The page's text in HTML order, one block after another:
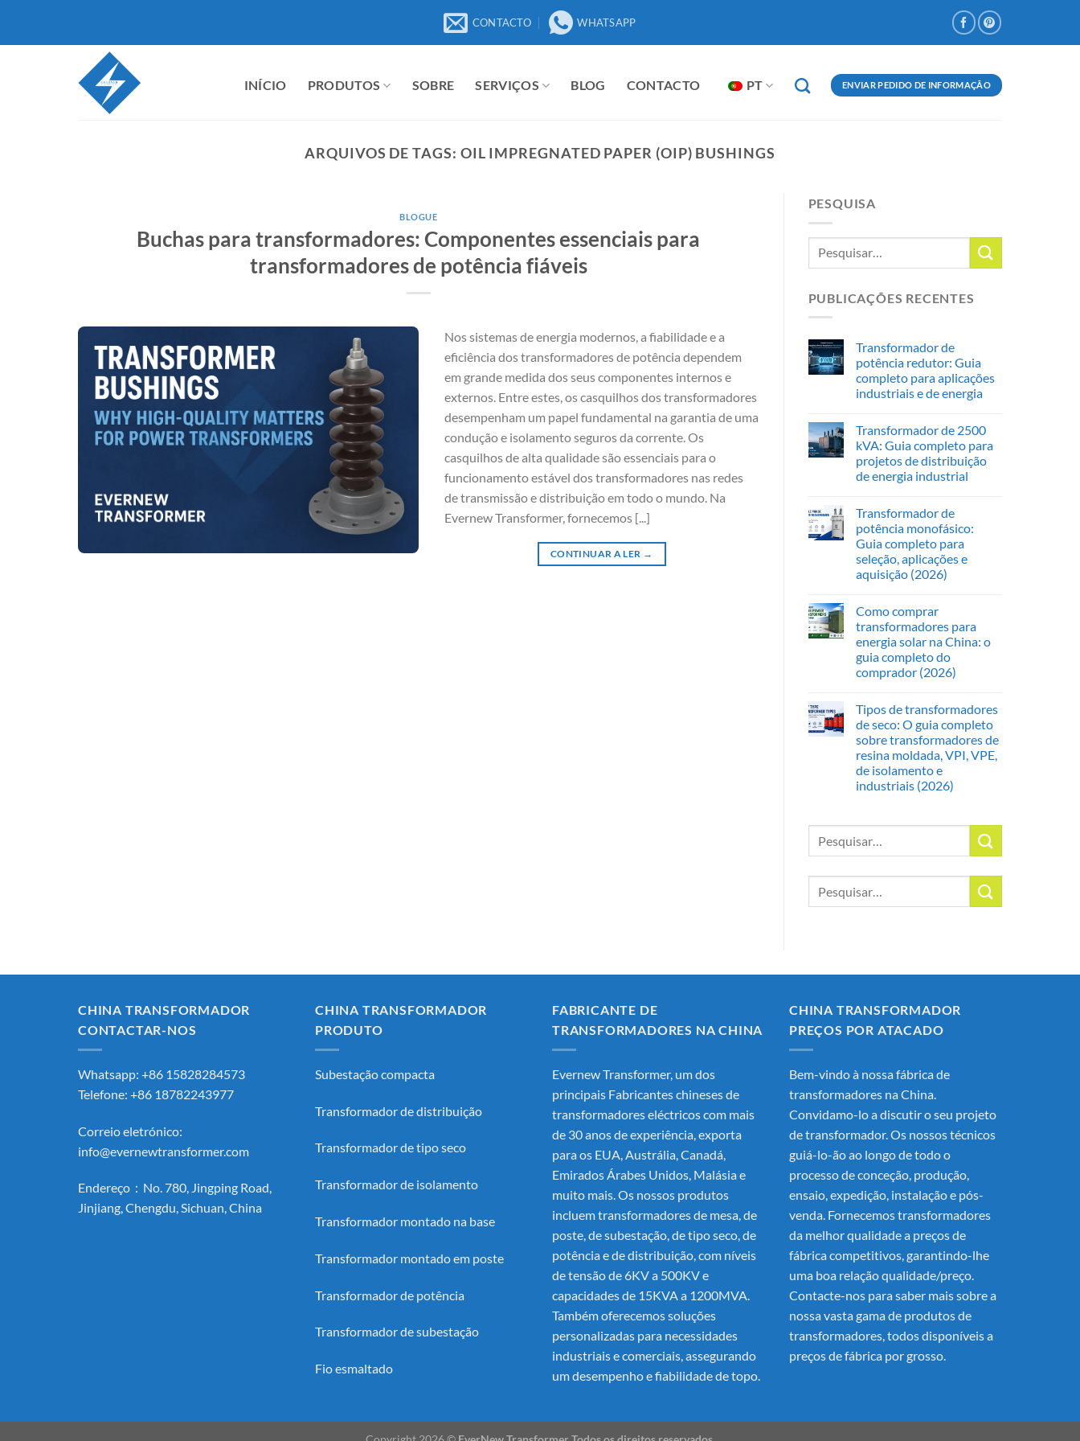
o
CONTACTO WHATSAPP
INÍCIO PRODUTOS SOBRE SERVIÇOS BLOG CONTACTO PT ENVIAR PEDIDO DE INFORMAÇÃO
ARQUIVOS DE TAGS: OIL IMPREGNATED PAPER (OIP) BUSHINGS
BLOGUE
Buchas para transformadores: Componentes essenciais para
transformadores de potência fiáveis
Nos sistemas de energia modernos, a fiabilidade e a
eficiência dos transformadores de potência dependem
em grande medida dos seus componentes internos e
externos. Entre estes, os casquilhos dos transformadores
desempenham um papel fundamental na garantia de uma
condução e isolamento seguros da corrente. Os
casquilhos de alta qualidade são essenciais para o
funcionamento estável dos transformadores nas redes
de transmissão e distribuição em todo o mundo. Na
Evernew Transformer, fornecemos [...]
CONTINUAR A LER →
PESQUISA
PUBLICAÇÕES RECENTES
Transformador de
potência redutor: Guia
completo para aplicações
industriais e de energia
Transformador de 2500
kVA: Guia completo para
projetos de distribuição
de energia industrial
Transformador de
potência monofásico:
Guia completo para
seleção, aplicações e
aquisição (2026)
Como comprar
transformadores para
energia solar na China: o
guia completo do
comprador (2026)
Tipos de transformadores
de seco: O guia completo
sobre transformadores de
resina moldada, VPI, VPE,
de isolamento e
industriais (2026)
CHINA TRANSFORMADOR
CONTACTAR-NOS
Whatsapp: +86 15828284573
Telefone: +86 18782243977
Correio eletrónico:
info@evernewtransformer.com
Endereço：No. 780, Jingping Road,
Jinjiang, Chengdu, Sichuan, China
CHINA TRANSFORMADOR
PRODUTO
Subestação compacta
Transformador de distribuição
Transformador de tipo seco
Transformador de isolamento
Transformador montado na base
Transformador montado em poste
Transformador de potência
Transformador de subestação
Fio esmaltado
FABRICANTE DE
TRANSFORMADORES NA CHINA
Evernew Transformer, um dos
principais Fabricantes chineses de
transformadores eléctricoscom mais
de 30 anos de experiência, exporta
para os EUA, Austrália, Canadá,
Emirados Árabes Unidos, Malásia e
muito mais. Os nossos produtos
incluem transformadores de mesa, de
poste, de subestação, de tipo seco, de
potência e de distribuição, com níveis
de tensão de 6KV a 500KV e
capacidades de 15KVA a 1200MVA.
Também oferecemos soluções
personalizadas para necessidades
industriais e comerciais, assegurando
um desempenho e fiabilidade de topo.
CHINA TRANSFORMADOR
PREÇOS POR ATACADO
Bem-vindo à nossa fábrica de
transformadores na China.
Convidamo-lo a discutir o seu projeto
de transformador. Os nossos técnicos
guiá-lo-ão ao longo de todo o
processo de conceção, produção,
ensaio, expedição, instalação e pós-
venda. Fornecemos transformadores
da melhor qualidade a preços de
fábrica competitivos, garantindo-lhe
uma boa relação qualidade/preço.
Contacte-nos para saber mais sobre a
nossa vasta gama de produtos de
transformadores, todos disponíveis a
preços de fábrica por grosso.